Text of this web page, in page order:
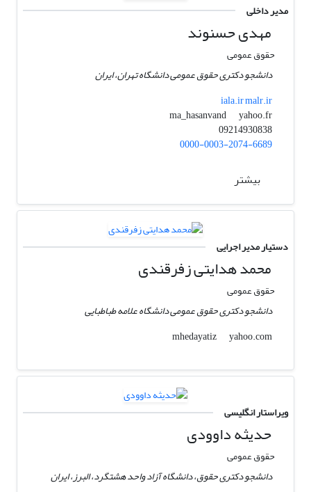
مدیر داخلی
مهدی حسنوند
حقوق عمومی
دانشجو دکتری حقوق عمومی دانشگاه تهران، ایران
iala.ir malr.ir
ma_hasanvand
yahoo.fr
09214930838
0000-0003-2074-6689
بیشتر
دستیار مدیر اجرایی
محمد هدایتی زفرقندی
حقوق عمومی
دانشجو دکتری حقوق عمومی دانشگاه علامه طباطبایی
mhedayatiz
yahoo.com
ویراستار انگلیسی
حدیثه داوودی
حقوق عمومی
دانشجو دکتری حقوق، دانشگاه آزاد واحد هشتگرد، البرز، ایران